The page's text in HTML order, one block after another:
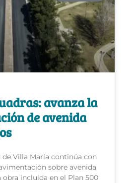
avanza la
de avenida
de Villa María continúa con
sobre avenida
obra incluida en el Plan 500